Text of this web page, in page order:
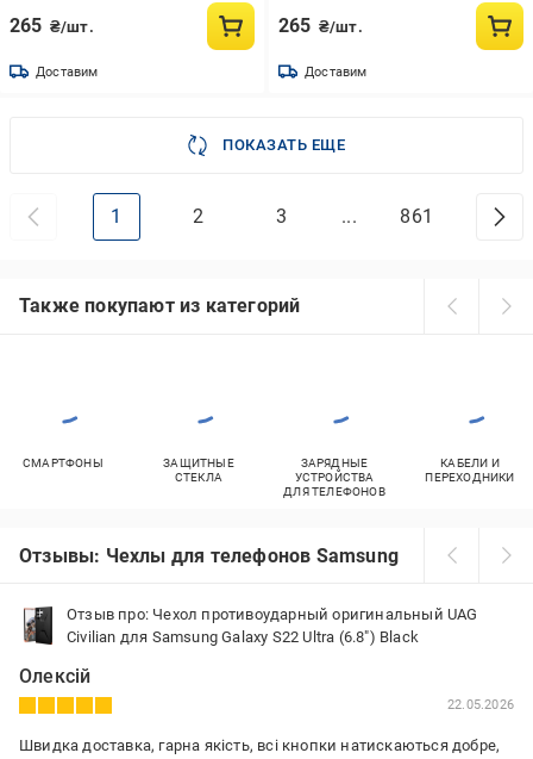
265 ₴/шт.
Доставим
265 ₴/шт.
Доставим
ПОКАЗАТЬ ЕЩЕ
1 2 3 ... 861
Также покупают из категорий
СМАРТФОНЫ
ЗАЩИТНЫЕ
СТЕКЛА
ЗАРЯДНЫЕ
УСТРОЙСТВА
ДЛЯ ТЕЛЕФОНОВ
КАБЕЛИ И
ПЕРЕХОДНИКИ
Отзывы: Чехлы для телефонов Samsung
Отзыв про: Чехол противоударный оригинальный UAG
Civilian для Samsung Galaxy S22 Ultra (6.8") Black
Олексій
22.05.2026
Швидка доставка, гарна якість, всі кнопки натискаються добре,